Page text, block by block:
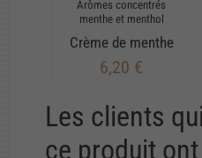
Arômes concentrés
menthe et menthol
Crème de menthe
6,20 €
Les clients
ce produit